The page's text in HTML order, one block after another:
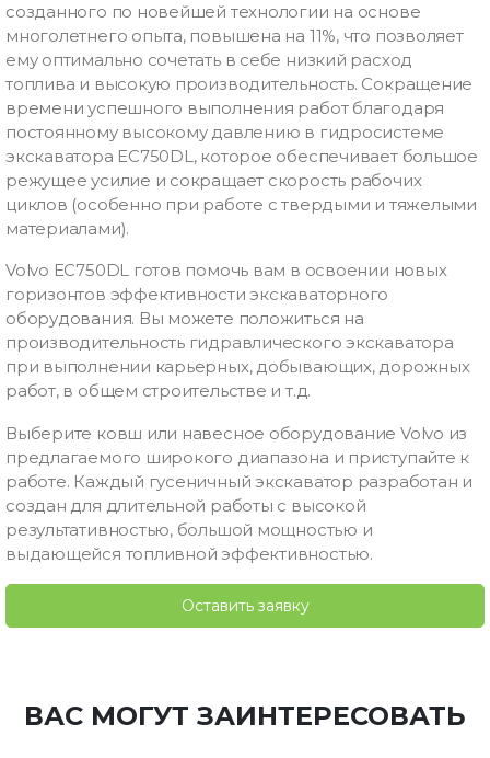
созданного по новейшей технологии на основе
многолетнего опыта, повышена на 11%, что позволяет
ему оптимально сочетать в себе низкий расход
топлива и высокую производительность. Сокращение
времени успешного выполнения работ благодаря
постоянному высокому давлению в гидросистеме
экскаватора EC750DL, которое обеспечивает большое
режущее усилие и сокращает скорость рабочих
циклов (особенно при работе с твердыми и тяжелыми
материалами).
Volvo EC750DL готов помочь вам в освоении новых
горизонтов эффективности экскаваторного
оборудования. Вы можете положиться на
производительность гидравлического экскаватора
при выполнении карьерных, добывающих, дорожных
работ, в общем строительстве и т.д.
Выберите ковш или навесное оборудование Volvo из
предлагаемого широкого диапазона и приступайте к
работе. Каждый гусеничный экскаватор разработан и
создан для длительной работы с высокой
результативностью, большой мощностью и
выдающейся топливной эффективностью.
Оставить заявку
ВАС МОГУТ ЗАИНТЕРЕСОВАТЬ